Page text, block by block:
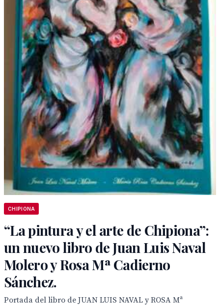
CHIPIONA
“La pintura y el arte de Chipiona”:
un nuevo libro de Juan Luis Naval
Molero y Rosa Mª Cadierno
Sánchez.
Portada del libro de JUAN LUIS NAVAL y ROSA Mª